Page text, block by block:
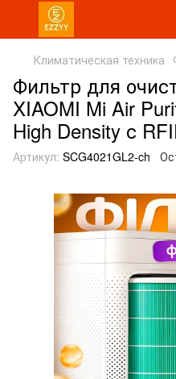
Климатическая техника
Фильтр для
XIAOMI Mi Air
High Density с
Артикул: SCG4021GL2-ch